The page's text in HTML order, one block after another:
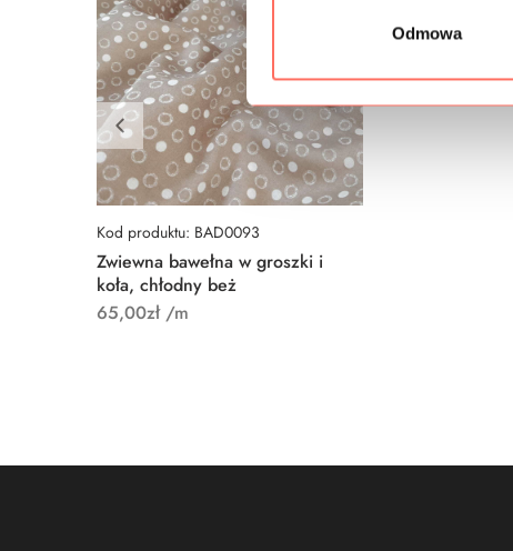
g
o
d
y
Odmowa
Kod produktu: BAD0093
Zwiewna bawełna w groszki i
koła, chłodny beż
65,00zł/m